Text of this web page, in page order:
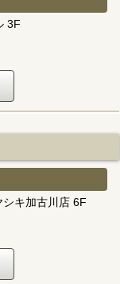
3F
キ加古川店 6F